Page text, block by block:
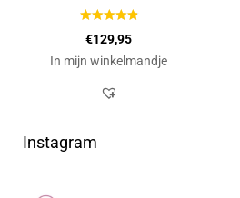
€129,95
In mijn winkelmandje
Instagram